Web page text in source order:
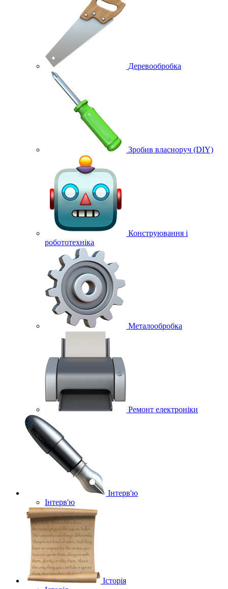
Деревообробка
Зробив власноруч (DIY)
Конструювання і
робототехніка
Металообробка
Ремонт електроніки
Інтерв'ю
Інтерв'ю
Історія